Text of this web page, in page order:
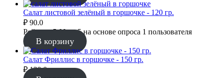
Салат листовой зелёный в горшочке - 120 гр.
₽ 90.0
Рейтинг5.00из 5 на основе опроса 1 пользователя
В корзину
Салат Фриллис в горшочке - 150 гр.
₽120.0